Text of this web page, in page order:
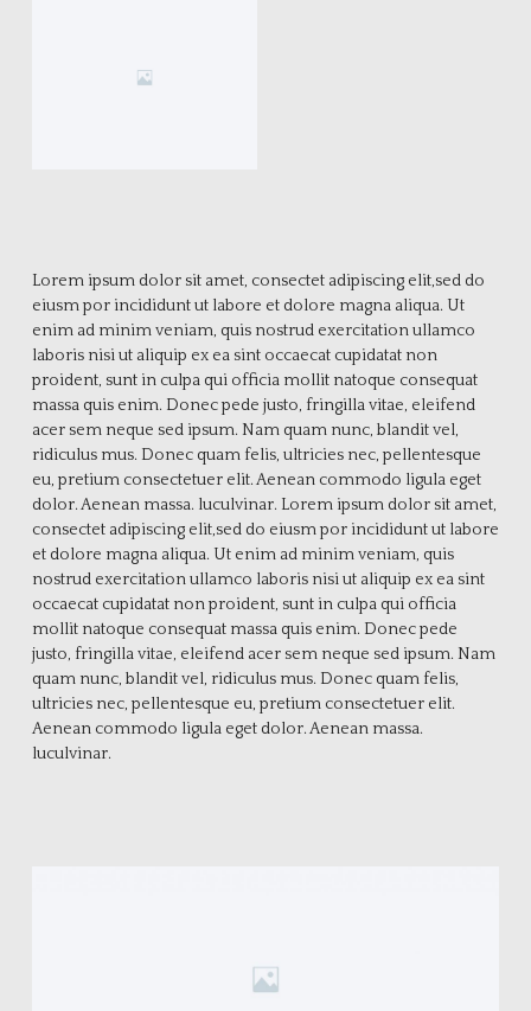
Lorem ipsum dolor sit amet, consectet adipiscing elit,sed do
eiusm por incididunt ut labore et dolore magna aliqua. Ut
enim ad minim veniam, quis nostrud exercitation ullamco
laboris nisi ut aliquip ex ea sint occaecat cupidatat non
proident, sunt in culpa qui officia mollit natoque consequat
massa quis enim. Donec pede justo, fringilla vitae, eleifend
acer sem neque sed ipsum. Nam quam nunc, blandit vel,
ridiculus mus. Donec quam felis, ultricies nec, pellentesque
eu, pretium consectetuer elit. Aenean commodo ligula eget
dolor. Aenean massa. luculvinar. Lorem ipsum dolor sit amet,
consectet adipiscing elit,sed do eiusm por incididunt ut labore
et dolore magna aliqua. Ut enim ad minim veniam, quis
nostrud exercitation ullamco laboris nisi ut aliquip ex ea sint
occaecat cupidatat non proident, sunt in culpa qui officia
mollit natoque consequat massa quis enim. Donec pede
justo, fringilla vitae, eleifend acer sem neque sed ipsum. Nam
quam nunc, blandit vel, ridiculus mus. Donec quam felis,
ultricies nec, pellentesque eu, pretium consectetuer elit.
Aenean commodo ligula eget dolor. Aenean massa.
luculvinar.